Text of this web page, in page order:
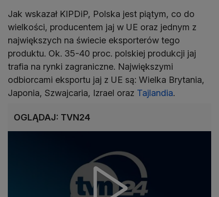
Jak wskazał KIPDiP, Polska jest piątym, co do
wielkości, producentem jaj w UE oraz jednym z
największych na świecie eksporterów tego
produktu. Ok. 35-40 proc. polskiej produkcji jaj
trafia na rynki zagraniczne. Największymi
odbiorcami eksportu jaj z UE są: Wielka Brytania,
Japonia, Szwajcaria, Izrael oraz Tajlandia.
OGLĄDAJ: TVN24